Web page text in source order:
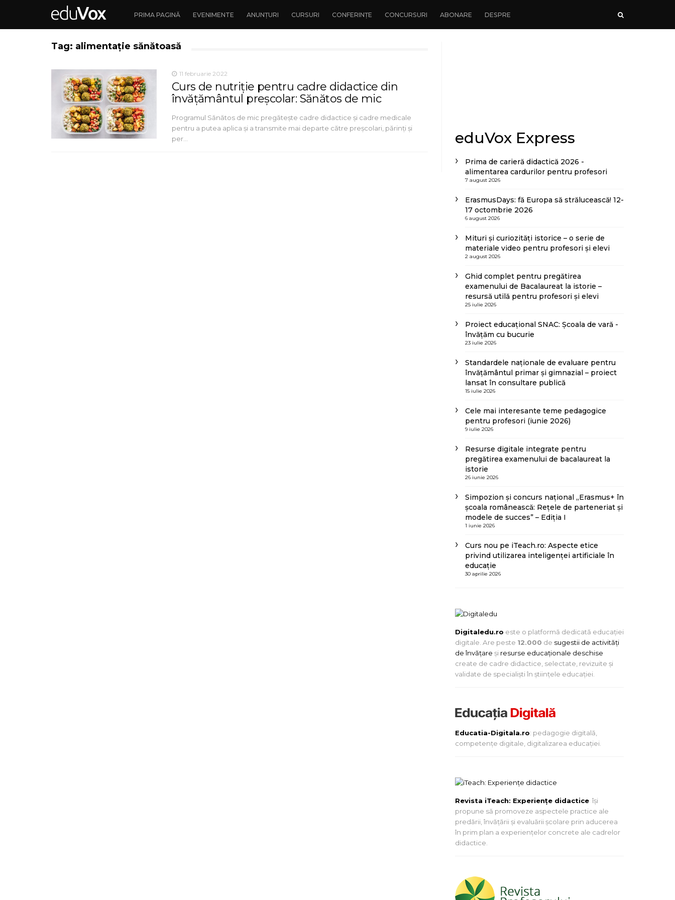
PRIMA PAGINĂ EVENIMENTE ANUNȚURI CURSURI CONFERINȚE CONCURSURI ABONARE DESPRE
Tag: alimentație sănătoasă
11 februarie 2022
Curs de nutriție pentru cadre didactice din
învățământul preșcolar: Sănătos de mic
Programul Sănătos de mic pregătește cadre didactice și cadre medicale
pentru a putea aplica și a transmite mai departe către preșcolari, părinți și
per…
eduVox Express
Prima de carieră didactică 2026 -
alimentarea cardurilor pentru profesori
7 august 2026
ErasmusDays: fă Europa să strălucească! 12-
17 octombrie 2026
6 august 2026
Mituri și curiozități istorice – o serie de
materiale video pentru profesori și elevi
2 august 2026
Ghid complet pentru pregătirea
examenului de Bacalaureat la istorie –
resursă utilă pentru profesori și elevi
25 iulie 2026
Proiect educațional SNAC: Școala de vară -
învățăm cu bucurie
23 iulie 2026
Standardele naționale de evaluare pentru
învățământul primar și gimnazial – proiect
lansat în consultare publică
15 iulie 2026
Cele mai interesante teme pedagogice
pentru profesori (iunie 2026)
9 iulie 2026
Resurse digitale integrate pentru
pregătirea examenului de bacalaureat la
istorie
26 iunie 2026
Simpozion și concurs național „Erasmus+ în
școala românească: Rețele de parteneriat și
modele de succes” – Ediția I
1 iunie 2026
Curs nou pe iTeach.ro: Aspecte etice
privind utilizarea inteligenței artificiale în
educație
30 aprilie 2026
Digitaledu.ro este o platformă dedicată educației
digitale. Are peste 12.000 de sugestii de activități
de învățare și resurse educaționale deschise
create de cadre didactice, selectate, revizuite și
validate de specialiști în științele educației.
Educatia-Digitala.ro: pedagogie digitală,
competențe digitale, digitalizarea educației.
Revista iTeach: Experienţe didactice îşi
propune să promoveze aspectele practice ale
predării, învăţării şi evaluării şcolare prin aducerea
în prim plan a experienţelor concrete ale cadrelor
didactice.